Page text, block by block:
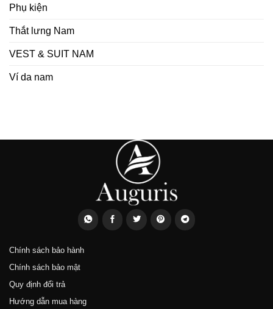
Phụ kiện
Thắt lưng Nam
VEST & SUIT NAM
Ví da nam
Chính sách bảo hành
Chính sách bảo mật
Quy định đổi trả
Hướng dẫn mua hàng